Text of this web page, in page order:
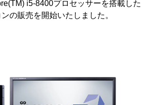
i5-8400プロセッサーを搭載した
の販売を開始いたしました。